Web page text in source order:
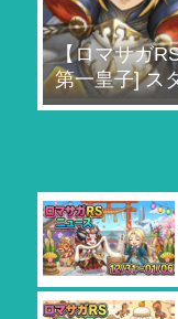
【ロマサガ
第一皇子] ス